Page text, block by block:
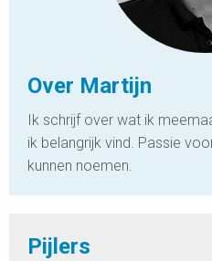
Over Martijn
Ik schrijf over wat ik
ik belangrijk vind. Passie
kunnen noemen.
Pijlers